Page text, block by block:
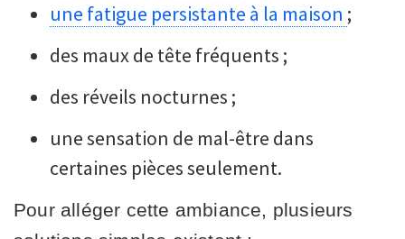
une fatigue persistante à la maison ;
des maux de tête fréquents ;
des réveils nocturnes ;
une sensation de mal-être dans
certaines pièces seulement.
Pour alléger cette ambiance, plusieurs